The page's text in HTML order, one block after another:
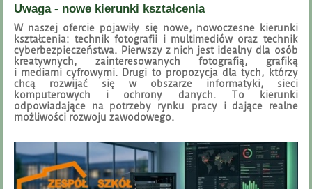
Uwaga - nowe kierunki kształcenia
W naszej ofercie pojawiły się nowe, nowoczesne kierunki
kształcenia: technik fotografii i multimediów oraz technik
cyberbezpieczeństwa. Pierwszy z nich jest idealny dla osób
kreatywnych, zainteresowanych fotografią, grafiką
i mediami cyfrowymi. Drugi to propozycja dla tych, którzy
chcą rozwijać się w obszarze informatyki, sieci
komputerowych i ochrony danych. To kierunki
odpowiadające na potrzeby rynku pracy i dające realne
możliwości rozwoju zawodowego.